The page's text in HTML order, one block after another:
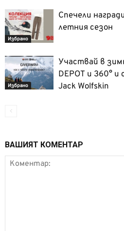
Избрано
Спечели
летния сезон
Избрано
Участвай в
DEPOT и 360° и
Jack Wolfskin
ВАШИЯТ КОМЕНТАР